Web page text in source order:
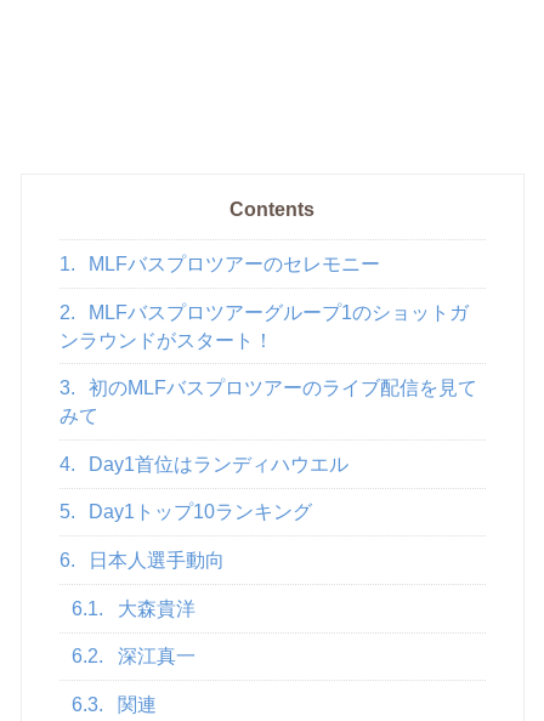
Contents
1. MLFバスプロツアーのセレモニー
2.
MLFバスプロツアーグループ1のショットガ
ンラウンドがスタート！
3.
初のMLFバスプロツアーのライブ配信を見て
みて
4. Day1首位はランディハウエル
5. Day1トップ10ランキング
6. 日本人選手動向
6.1. 大森貴洋
6.2. 深江真一
6.3. 関連